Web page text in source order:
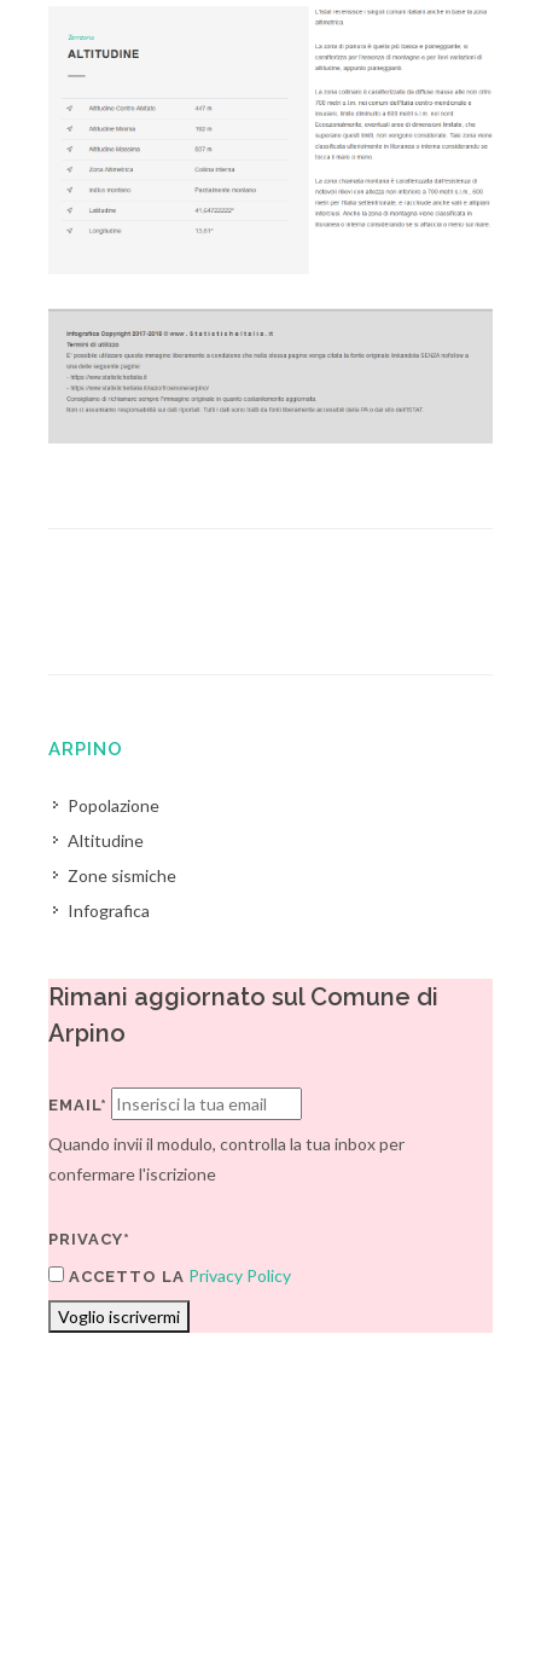
ARPINO
Popolazione
Altitudine
Zone sismiche
Infografica
Rimani aggiornato sul Comune di
Arpino
EMAIL*
Quando invii il modulo, controlla la tua inbox per
confermare l'iscrizione
PRIVACY*
ACCETTO LA Privacy Policy
Voglio iscrivermi